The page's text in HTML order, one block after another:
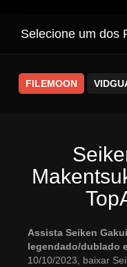
Selecione um dos
FILEMOON
Assista Seiken
legendado/dublado
10/10/2023, baixar